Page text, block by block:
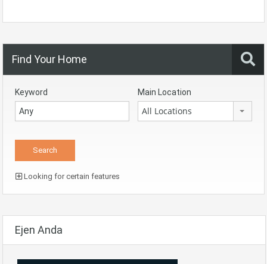
Find Your Home
Keyword Main Location
All Locations
Looking for certain features
Ejen Anda